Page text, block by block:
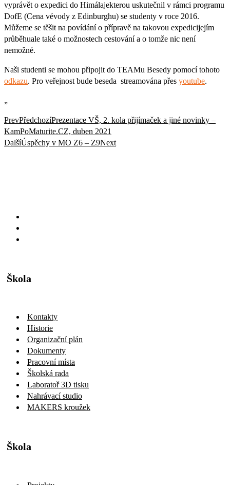
vyprávět o expedici do Himálajekterou uskutečnil v rámci programu
DofE (Cena vévody z Edinburghu) se studenty v roce 2016.
Můžeme se těšit na povídání o přípravě na takovou expedicijejím
průběhuale také o možnostech cestování a o tomže nic není
nemožné.
Naši studenti se mohou připojit do TEAMu Besedy pomocí tohoto
odkazu. Pro veřejnost bude beseda streamována přes youtube.
„
PrevPředchozíPrezentace VŠ, 2. kola přijímaček a jiné novinky –
KamPoMaturite.CZ, duben 2021
DalšíÚspěchy v MO Z6 – Z9Next
Škola
Kontakty
Historie
Organizační plán
Dokumenty
Pracovní místa
Školská rada
Laboratoř 3D tisku
Nahrávací studio
MAKERS kroužek
Škola